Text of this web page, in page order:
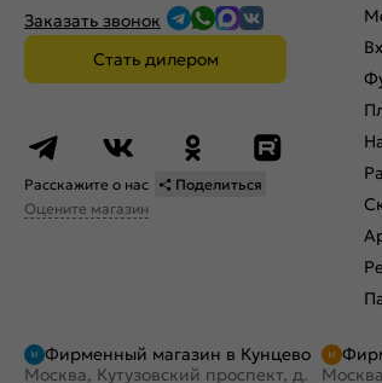
Заказать звонок
Стать дилером
Расскажите о нас
Поделиться
Оцените магазин
Фирменный магазин в Кунцево
Москва, Кутузовский проспект, д.